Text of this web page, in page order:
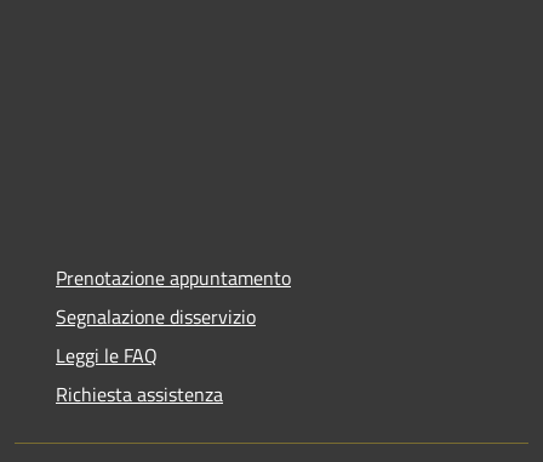
Prenotazione appuntamento
Segnalazione disservizio
Leggi le FAQ
Richiesta assistenza